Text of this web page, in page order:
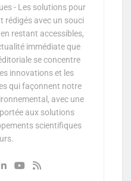
- Les solutions pour
rédigés avec un souci
restant accessibles,
immédiate que
se concentre
innovations et les
qui façonnent notre
avec une
aux solutions
scientifiques